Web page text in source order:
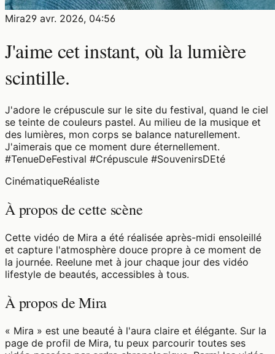
Mira29 avr. 2026, 04:56
J'aime cet instant, où la lumière
scintille.
J'adore le crépuscule sur le site du festival, quand le ciel
se teinte de couleurs pastel. Au milieu de la musique et
des lumières, mon corps se balance naturellement.
J'aimerais que ce moment dure éternellement.
#TenueDeFestival #Crépuscule #SouvenirsDEté
CinématiqueRéaliste
À propos de cette scène
Cette vidéo de Mira a été réalisée après-midi ensoleillé
et capture l'atmosphère douce propre à ce moment de
la journée. Reelune met à jour chaque jour des vidéo
lifestyle de beautés, accessibles à tous.
À propos de Mira
« Mira » est une beauté à l'aura claire et élégante. Sur la
page de profil de Mira, tu peux parcourir toutes ses